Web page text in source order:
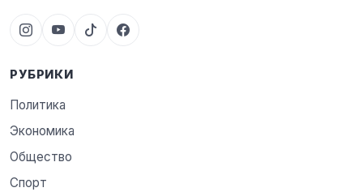
РУБРИКИ
Политика
Экономика
Общество
Спорт